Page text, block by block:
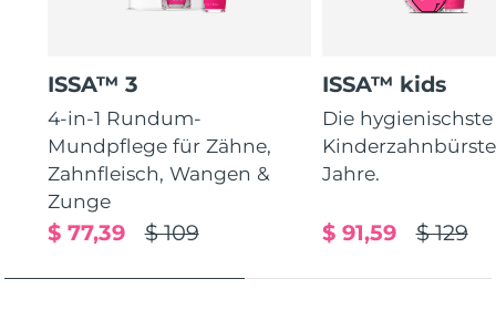
ISSA™ 3
4-in-1 Rundum-
Mundpflege für Zähne,
Zahnfleisch, Wangen &
Zunge
$ 109
$ 77,39
ISSA™ kids
Die hygienischste
Jahre.
$ 129
$ 91,59